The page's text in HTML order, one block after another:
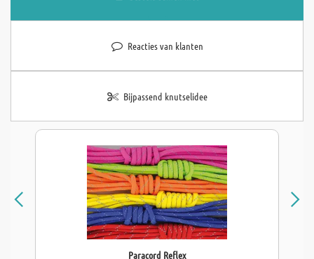
Reacties van klanten
Bijpassend knutselidee
Paracord Reflex